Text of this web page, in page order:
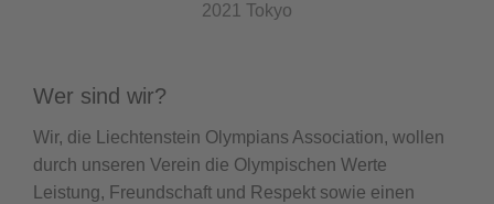
2021 Tokyo
Wer sind wir?
Wir, die Liechtenstein Olympians Association, wollen
durch unseren Verein die Olympischen Werte
Leistung, Freundschaft und Respekt sowie einen